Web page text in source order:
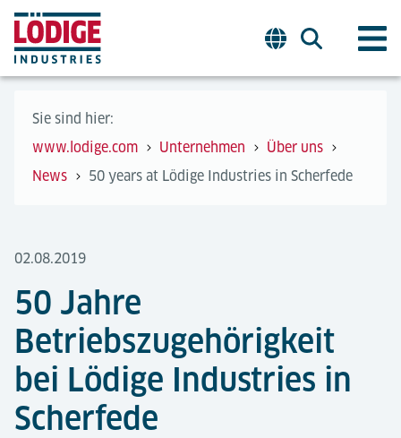
Sie sind hier:
www.lodige.com
Unternehmen
Über uns
News
50 years at Lödige Industries in Scherfede
02.08.2019
50 Jahre
Betriebszugehörigkeit
bei Lödige Industries in
Scherfede